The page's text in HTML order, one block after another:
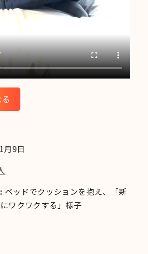
月9日
ベッドでクッションを抱え、「新
ワクワクする」様子